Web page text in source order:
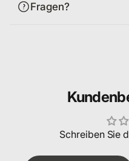
Fragen?
Schreiben Sie